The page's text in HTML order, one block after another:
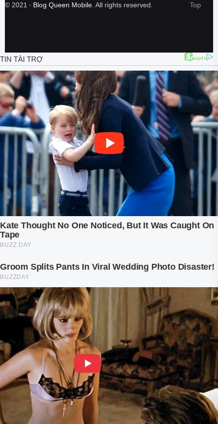
© 2021 ‧ Blog Queen Mobile. All rights reserved.